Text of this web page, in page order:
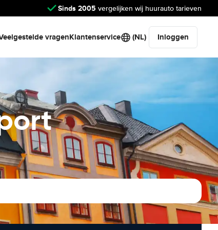
Sinds 2005 vergelijken wij huurauto tarieven
vragenKlantenservice (NL) Inloggen